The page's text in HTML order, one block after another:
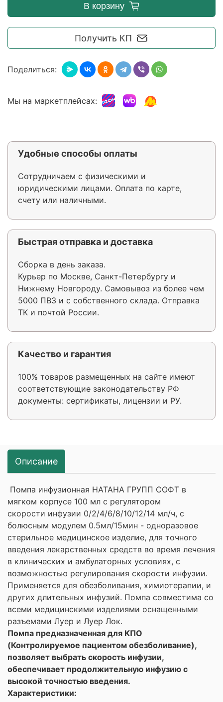
Получить КП
В корзину
Поделиться:
Мы на маркетплейсах:
Удобные способы оплаты
Сотрудничаем с физическими и
юридическими лицами. Оплата по карте,
счету или наличными.
Быстрая отправка и доставка
Сборка в день заказа.
Курьер по Москве, Санкт-Петербургу и
Нижнему Новгороду. Самовывоз из более чем
5000 ПВЗ и с собственного склада. Отправка
ТК и почтой России.
Качество и гарантия
100% товаров размещенных на сайте имеют
соответствующие законодательству РФ
документы: сертификаты, лицензии и РУ.
Описание
Помпа инфузионная НАТАНА ГРУПП СОФТ в
мягком корпусе 100 мл с регулятором
скорости инфузии 0/2/4/6/8/10/12/14 мл/ч, с
болюсным модулем 0.5мл/15мин - одноразовое
стерильное медицинское изделие, для точного
введения лекарственных средств во время лечения
в клинических и амбулаторных условиях, с
возможностью регулирования скорости инфузии.
Применяется для обезболивания, химиотерапии, и
других длительных инфузий. Помпа совместима со
всеми медицинскими изделиями оснащенными
разъемами Луер и Луер Лок.
Помпа предназначенная для КПО
(Контролируемое пациентом обезболивание),
позволяет выбрать скорость инфузии,
обеспечивает продолжительную инфузию с
высокой точностью введения.
Характеристики: